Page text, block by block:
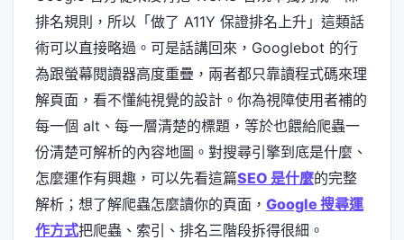
排名規則，所以「做了 A11Y 保證排名上升」這類話
術可以直接略過。可是話講回來，Googlebot 的行
為跟螢幕閱讀器高度重疊，兩者都只靠讀程式碼來理
解頁面，看不懂純視覺的設計。你為視障使用者補的
每一個 alt、每一層清楚的標題，等於也餵給爬蟲一
份清楚可解析的內容地圖。對搜尋引擎到底是什麼、
怎麼運作有興趣，可以先看這篇SEO 是什麼的完整
解析；想了解爬蟲怎麼讀你的頁面， Google 搜尋運
作方式把爬蟲、索引、排名三階段拆得很細。